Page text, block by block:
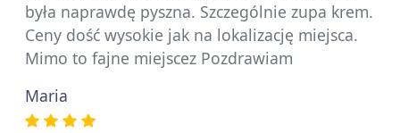
była naprawdę pyszna. Szczególnie zupa krem.
Ceny dość wysokie jak na lokalizację miejsca.
Mimo to fajne miejscez Pozdrawiam
Maria